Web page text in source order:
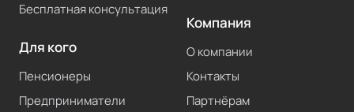
Бесплатная консультация
Для кого
Пенсионеры
Предприниматели
Компания
О компании
Контакты
Партнёрам